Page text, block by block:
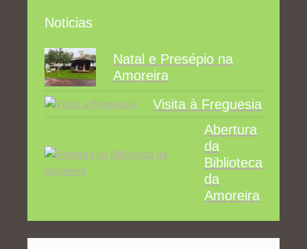
Noticias
Natal e Presépio na
Amoreira
Visita à Freguesia
Abertura
da
Biblioteca
da
Amoreira